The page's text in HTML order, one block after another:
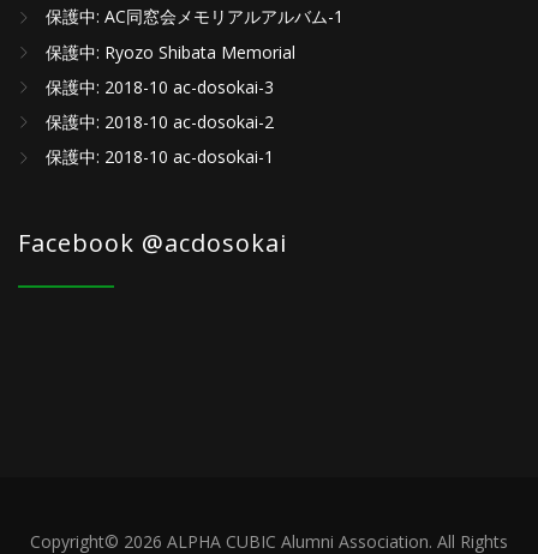
保護中: AC同窓会メモリアルアルバム-1
保護中: Ryozo Shibata Memorial
保護中: 2018-10 ac-dosokai-3
保護中: 2018-10 ac-dosokai-2
保護中: 2018-10 ac-dosokai-1
Facebook @acdosokai
Copyright© 2026 ALPHA CUBIC Alumni Association. All Rights